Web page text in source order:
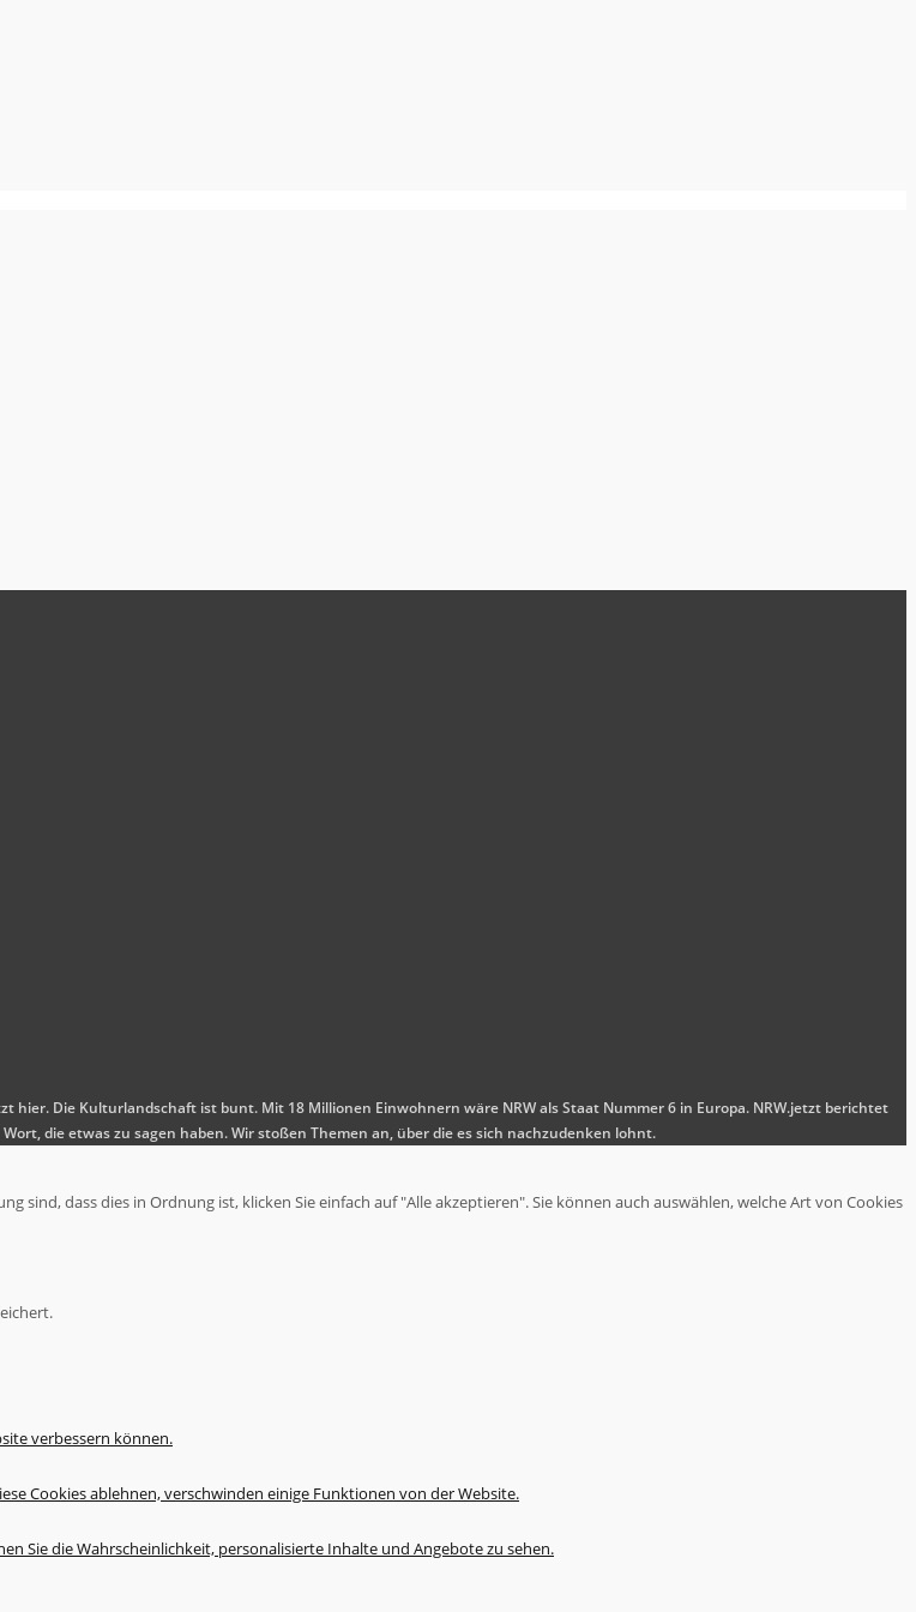
hier. Die Kulturlandschaft ist bunt. Mit 18 Millionen Einwohnern wäre NRW als Staat Nummer 6 in Europa. NRW.jetzt berichtet
die etwas zu sagen haben. Wir stoßen Themen an, über die es sich nachzudenken lohnt.
sind, dass dies in Ordnung ist, klicken Sie einfach auf "Alle akzeptieren". Sie können auch auswählen, welche Art von Cookies
verbessern können.
Cookies ablehnen, verschwinden einige Funktionen von der Website.
Sie die Wahrscheinlichkeit, personalisierte Inhalte und Angebote zu sehen.